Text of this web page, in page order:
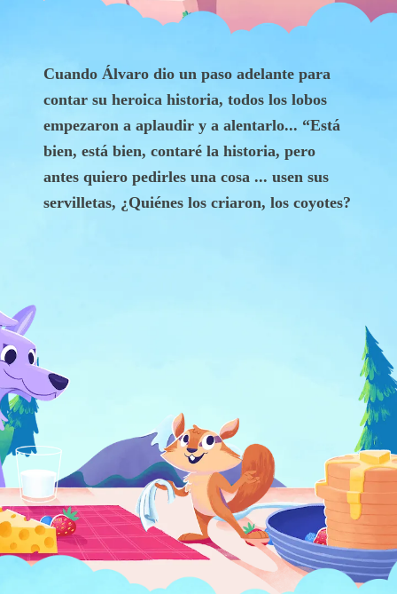
Cuando Álvaro dio un paso adelante para
contar su heroica historia, todos los lobos
empezaron a aplaudir y a alentarlo... “Está
bien, está bien, contaré la historia, pero
antes quiero pedirles una cosa ... usen sus
servilletas, ¿Quiénes los criaron, los coyotes?